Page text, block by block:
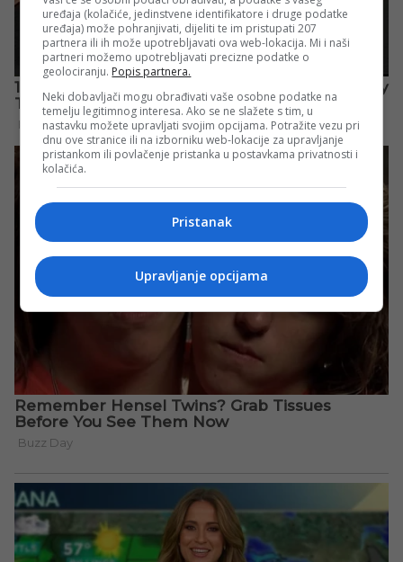
uređaja (kolačiće, jedinstvene identifikatore i druge podatke
uređaja) može pohranjivati, dijeliti te im pristupati 207
partnera ili ih može upotrebljavati ova web-lokacija. Mi i naši
partneri možemo upotrebljavati precizne podatke o
geolociranju. Popis partnera.
Neki dobavljači mogu obrađivati vaše osobne podatke na
temelju legitimnog interesa. Ako se ne slažete s tim, u
nastavku možete upravljati svojim opcijama. Potražite vezu pri
dnu ove stranice ili na izborniku web-lokacije za upravljanje
pristankom ili povlačenje pristanka u postavkama privatnosti i
kolačića.
Pristanak
Upravljanje opcijama